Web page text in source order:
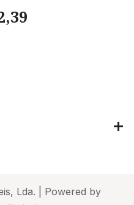
Lda. | Powered by